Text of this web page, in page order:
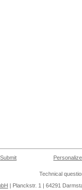
Submit
Personalize
Technical
| Planckstr. 1 | 64291